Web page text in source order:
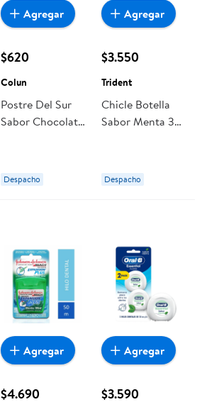
$620
Colun
Postre Del Sur
Sabor Chocolate
Despacho
Agregar
$3.550
Trident
Chicle Botella
Sabor Menta 35
Despacho
Agregar
$4.690
Agregar
$3.590
Agregar